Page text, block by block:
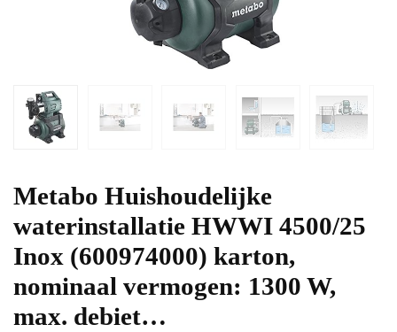
Metabo Huishoudelijke
waterinstallatie HWWI 4500/25
Inox (600974000) karton,
nominaal vermogen: 1300 W,
max. debiet…